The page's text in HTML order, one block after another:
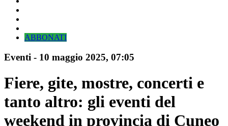
ABBONATI
Eventi - 10 maggio 2025, 07:05
Fiere, gite, mostre, concerti e
tanto altro: gli eventi del
weekend in provincia di Cuneo